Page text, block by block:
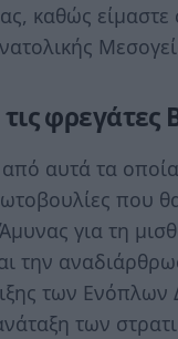
καθώς είμαστε
φρεγάτες
αυτά τα
που
για τη
την
των Ενόπλων
των